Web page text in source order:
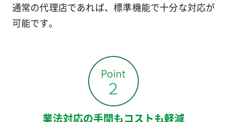
通常の代理店であれば、標準機能で十分な対応が
可能です。
業法対応の手間もコストも軽減